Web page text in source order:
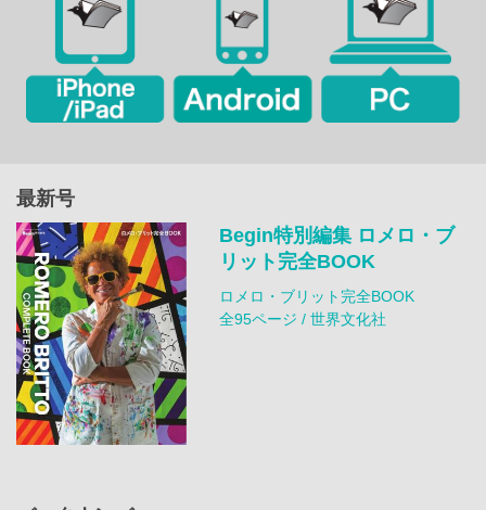
最新号
Begin特別編集 ロメロ・ブ
リット完全BOOK
ロメロ・ブリット完全BOOK
全95ページ / 世界文化社